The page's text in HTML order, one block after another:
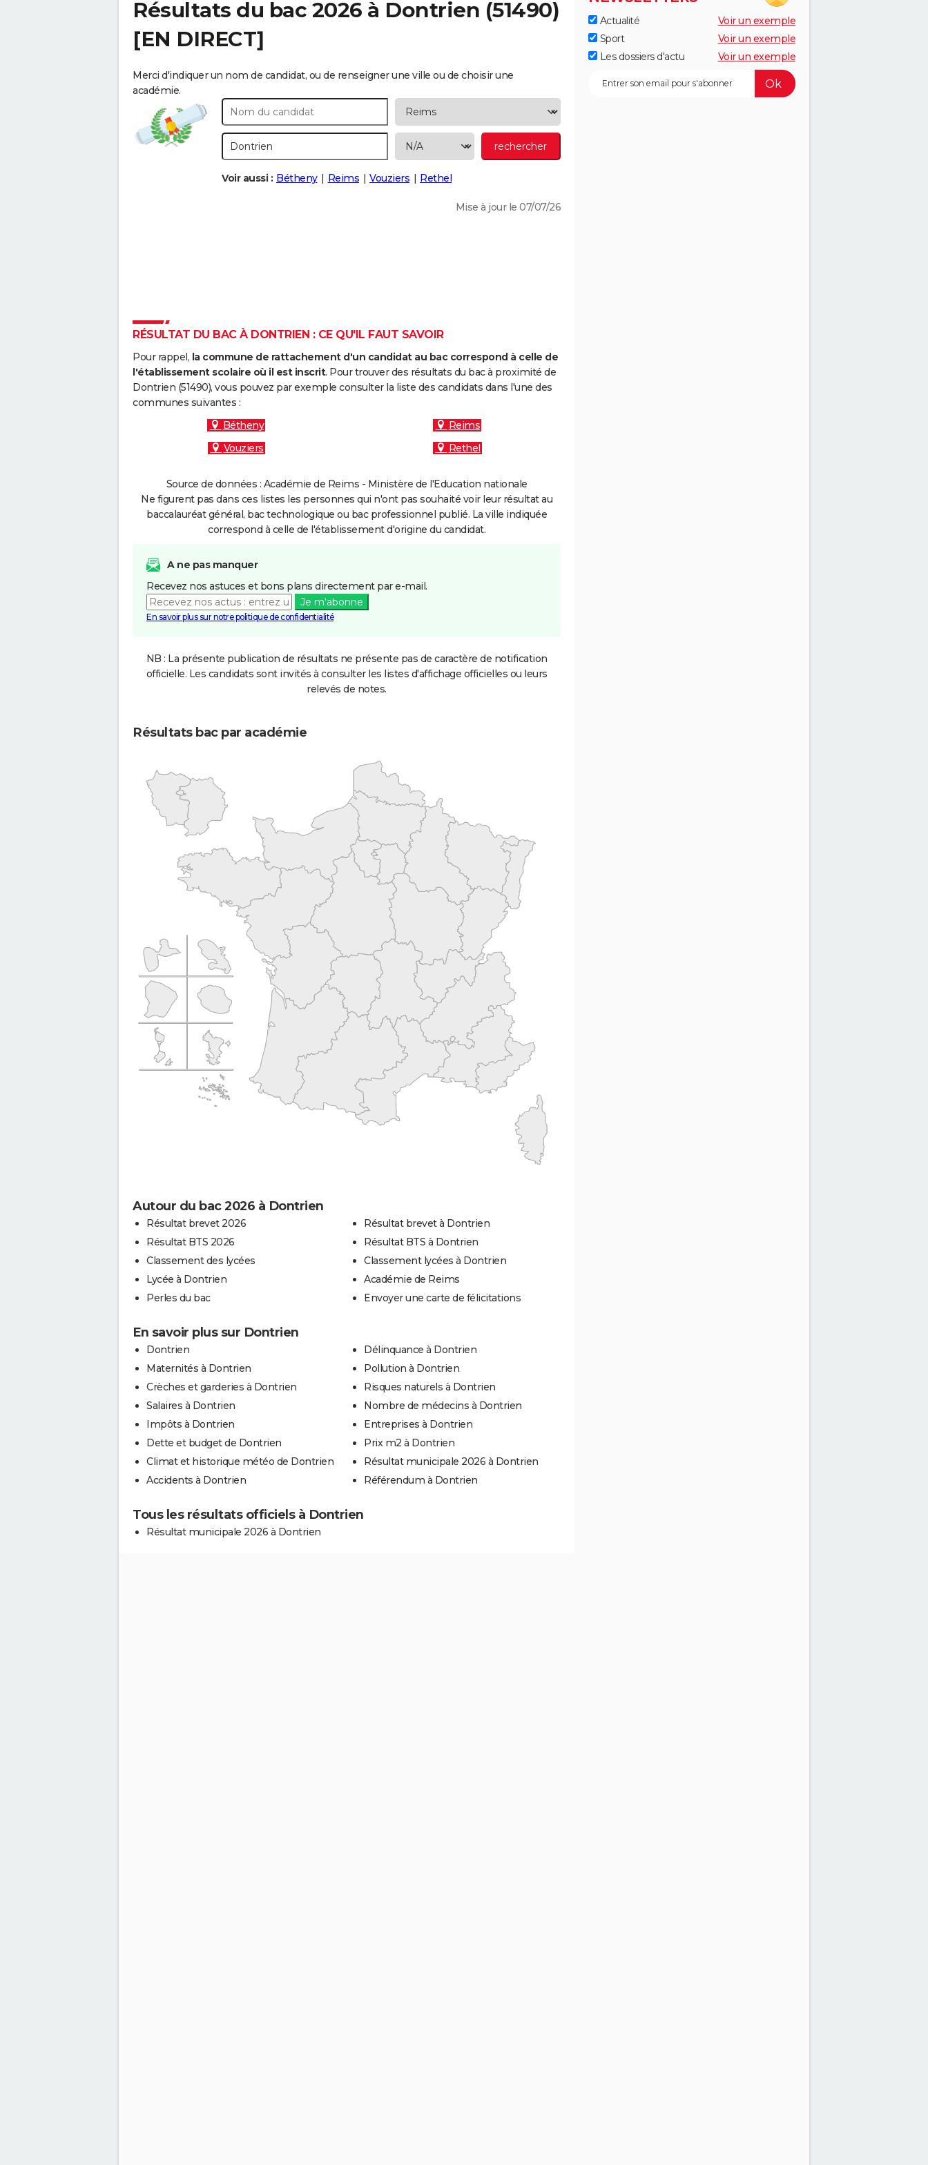
Résultats du bac 2026 à Dontrien (51490)
[EN DIRECT]
Merci d'indiquer un nom de candidat, ou de renseigner une ville ou de choisir une
académie.
Voir aussi : Bétheny Reims Vouziers Rethel
Mise à jour le 07/07/26
RÉSULTAT DU BAC À DONTRIEN : CE QU'IL FAUT SAVOIR
Pour rappel, la commune de rattachement d'un candidat au bac correspond à celle de
l'établissement scolaire où il est inscrit. Pour trouver des résultats du bac à proximité de
Dontrien (51490), vous pouvez par exemple consulter la liste des candidats dans l'une des
communes suivantes :
Bétheny
Reims
Vouziers
Rethel
Source de données : Académie de Reims - Ministère de l'Education nationale
Ne figurent pas dans ces listes les personnes qui n'ont pas souhaité voir leur résultat au
baccalauréat général, bac technologique ou bac professionnel publié. La ville indiquée
correspond à celle de l'établissement d'origine du candidat.
A ne pas manquer
Recevez nos astuces et bons plans directement par e-mail.
Je m'abonne
En savoir plus sur notre politique de confidentialité
NB : La présente publication de résultats ne présente pas de caractère de notification
officielle. Les candidats sont invités à consulter les listes d'affichage officielles ou leurs
relevés de notes.
Résultats bac par académie
Autour du bac 2026 à Dontrien
Résultat brevet 2026
Résultat BTS 2026
Classement des lycées
Lycée à Dontrien
Perles du bac
Résultat brevet à Dontrien
Résultat BTS à Dontrien
Classement lycées à Dontrien
Académie de Reims
Envoyer une carte de félicitations
En savoir plus sur Dontrien
Dontrien
Maternités à Dontrien
Crèches et garderies à Dontrien
Salaires à Dontrien
Impôts à Dontrien
Dette et budget de Dontrien
Climat et historique météo de Dontrien
Accidents à Dontrien
Délinquance à Dontrien
Pollution à Dontrien
Risques naturels à Dontrien
Nombre de médecins à Dontrien
Entreprises à Dontrien
Prix m2 à Dontrien
Résultat municipale 2026 à Dontrien
Référendum à Dontrien
Tous les résultats officiels à Dontrien
Résultat municipale 2026 à Dontrien
Actualité
Voir un exemple
Sport
Voir un exemple
Les dossiers d'actu
Voir un exemple